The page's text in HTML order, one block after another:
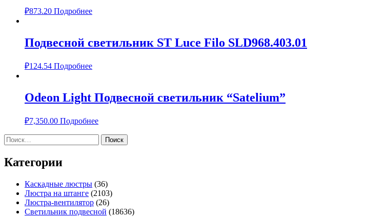
₽873.20 Подробнее
Подвесной светильник ST Luce Filo SLD968.403.01
₽124.54 Подробнее
Odeon Light Подвесной светильник “Satelium”
₽7,350.00 Подробнее
Найти:
Категории
Каскадные люстры (36)
Люстра на штанге (2103)
Люстра-вентилятор (26)
Светильник подвесной (18636)